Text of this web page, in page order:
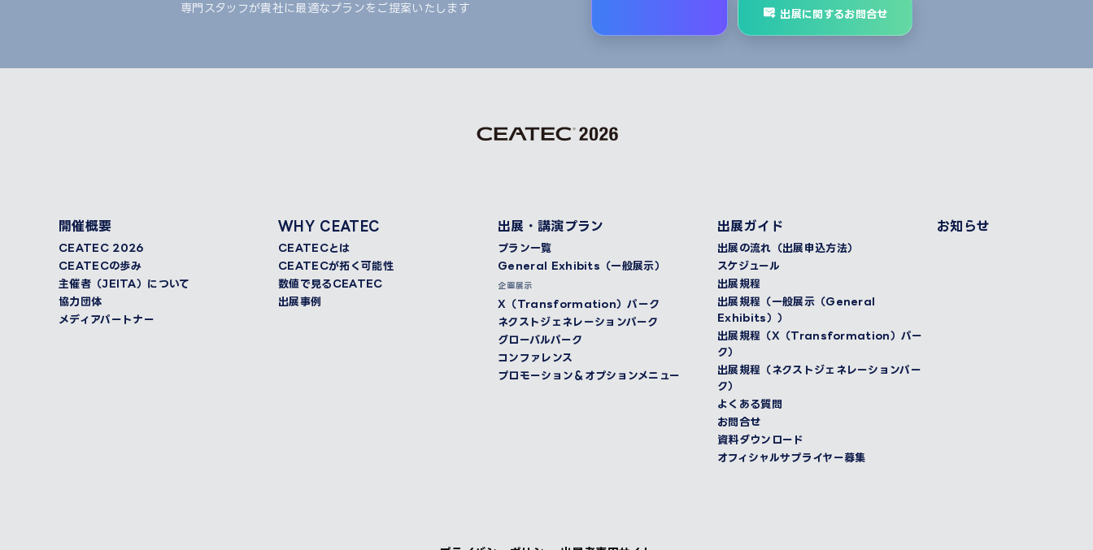
専門スタッフが貴社に最適なプランをご提案いたします 出展に関するお問合せ
開催概要
CEATEC 2026
CEATECの歩み
主催者（JEITA）について
協力団体
メディアパートナー
WHY CEATEC
CEATECとは
CEATECが拓く可能性
数値で見るCEATEC
出展事例
出展・講演プラン
プラン一覧
General Exhibits（一般展示）
企画展示
X（Transformation）パーク
ネクストジェネレーションパーク
グローバルパーク
コンファレンス
プロモーション＆オプションメニュー
出展ガイド
出展の流れ（出展申込方法）
スケジュール
出展規程
出展規程（一般展示（General
Exhibits））
出展規程（X（Transformation）パー
ク）
出展規程（ネクストジェネレーションパー
ク）
よくある質問
お問合せ
資料ダウンロード
オフィシャルサプライヤー募集
お知らせ